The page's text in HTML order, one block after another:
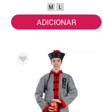
M L
ADICIONAR